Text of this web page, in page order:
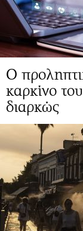
Ο
καρκίνο
διαρκώς